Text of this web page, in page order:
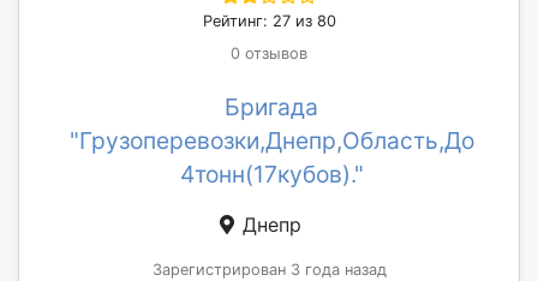
Рейтинг: 27 из 80
0 отзывов
Бригада
"Грузоперевозки,Днепр,Область,До
4тонн(17кубов)."
Днепр
Зарегистрирован 3 года назад